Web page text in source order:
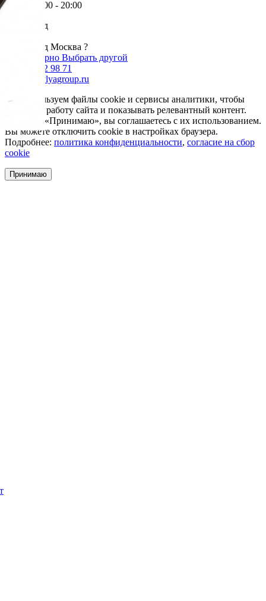
Пн-Пт: 9:00 - 20:00
Ваш город
Ваш город Москва ?
Да, все верно Выбрать другой
+7 985 002 98 71
info@krovlyagroup.ru
Мы используем файлы cookie и сервисы аналитики, чтобы
улучшить работу сайта и показывать релевантный контент.
Нажимая «Принимаю», вы соглашаетесь с их использованием.
Вы можете отключить cookie в настройках браузера.
Подробнее: политика конфиденциальности, согласие на сбор
cookie
Принимаю